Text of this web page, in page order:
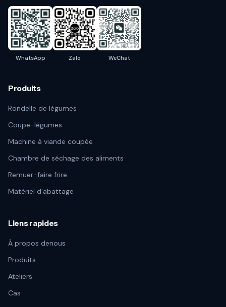
WhatsApp Zalo WeChat
Produits
Rondelle de légumes
Coupe-légumes
Machine à viande coupée
Chambre de séchage des aliments
Remuer-faire frire
Matériel d'abattage
Liens rapides
À propos denous
Produits
Ateliers
Cas